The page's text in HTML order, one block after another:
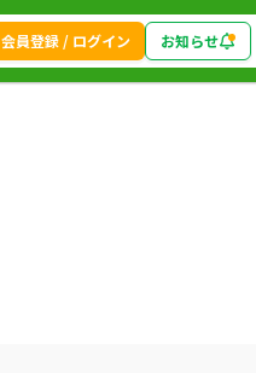
会員登録 / ログイン お知らせ